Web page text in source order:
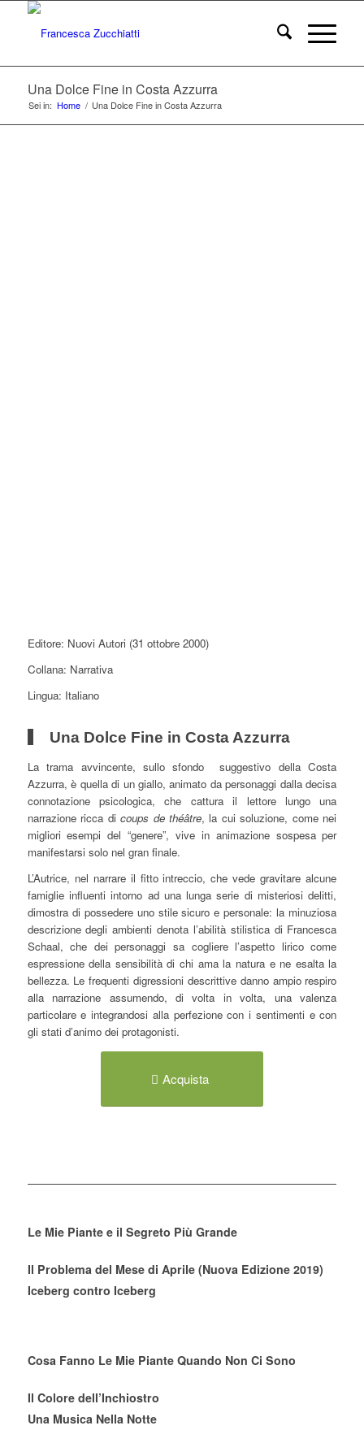
Una Dolce Fine in Costa Azzurra
Sei in: Home / Una Dolce Fine in Costa Azzurra
Editore: Nuovi Autori (31 ottobre 2000)
Collana: Narrativa
Lingua: Italiano
Una Dolce Fine in Costa Azzurra
La trama avvincente, sullo sfondo suggestivo della Costa
Azzurra, è quella di un giallo, animato da personaggi dalla decisa
connotazione psicologica, che cattura il lettore lungo una
narrazione ricca dicoups de théâtre, la cui soluzione, come nei
migliori esempi del “genere”, vive in animazione sospesa per
manifestarsi solo nel gran finale.
L’Autrice, nel narrare il fitto intreccio, che vede gravitare alcune
famiglie influenti intorno ad una lunga serie di misteriosi delitti,
dimostra di possedere uno stile sicuro e personale: la minuziosa
descrizione degli ambienti denota l’abilità stilistica di Francesca
Schaal, che dei personaggi sa cogliere l’aspetto lirico come
espressione della sensibilità di chi ama la natura e ne esalta la
bellezza. Le frequenti digressioni descrittive danno ampio respiro
alla narrazione assumendo, di volta in volta, una valenza
particolare e integrandosi alla perfezione con i sentimenti e con
gli stati d’animo dei protagonisti.
Acquista
Le Mie Piante e il Segreto Più Grande
Il Problema del Mese di Aprile (Nuova Edizione 2019)
Iceberg contro Iceberg
Cosa Fanno Le Mie Piante Quando Non Ci Sono
Il Colore dell’Inchiostro
Una Musica Nella Notte